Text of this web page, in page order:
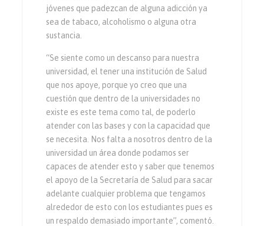
jóvenes que padezcan de alguna adicción ya
sea de tabaco, alcoholismo o alguna otra
sustancia.
“Se siente como un descanso para nuestra
universidad, el tener una institución de Salud
que nos apoye, porque yo creo que una
cuestión que dentro de la universidades no
existe es este tema como tal, de poderlo
atender con las bases y con la capacidad que
se necesita. Nos falta a nosotros dentro de la
universidad un área donde podamos ser
capaces de atender esto y saber que tenemos
el apoyo de la Secretaría de Salud para sacar
adelante cualquier problema que tengamos
alrededor de esto con los estudiantes pues es
un respaldo demasiado importante”, comentó.